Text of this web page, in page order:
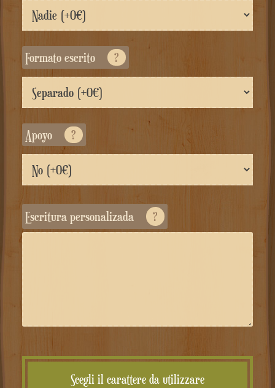
formato escrito ?
Apoyo ?
Escritura personalizada ?
Scegli il carattere da utilizzare